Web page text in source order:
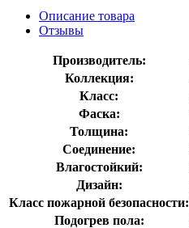
Описание товара
Отзывы
Производитель:
Коллекция:
Класс:
Фаска:
Толщина:
Соединение:
Влагостойкий:
Дизайн:
Класс пожарной безопасности:
Подогрев пола: